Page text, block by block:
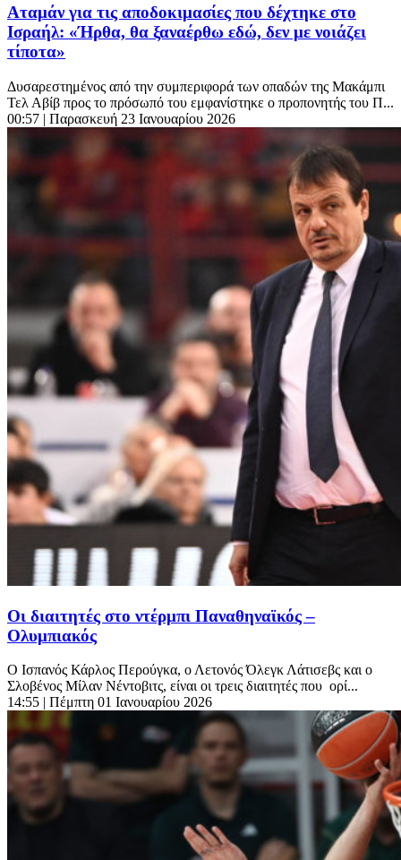
Aταμάν για τις αποδοκιμασίες που δέχτηκε στο
Ισραήλ: «Ήρθα, θα ξαναέρθω εδώ, δεν με νοιάζει
τίποτα»
Δυσαρεστημένος από την συμπεριφορά των οπαδών της Μακάμπι
Τελ Αβίβ προς το πρόσωπό του εμφανίστηκε ο προπονητής του Π...
00:57 | Παρασκευή 23 Ιανουαρίου 2026
Οι διαιτητές στο ντέρμπι Παναθηναϊκός –
Ολυμπιακός
Ο Ισπανός Κάρλος Περούγκα, ο Λετονός Όλεγκ Λάτισεβς και ο
Σλοβένος Μίλαν Νέντοβιτς, είναι οι τρεις διαιτητές που ορί...
14:55 | Πέμπτη 01 Ιανουαρίου 2026